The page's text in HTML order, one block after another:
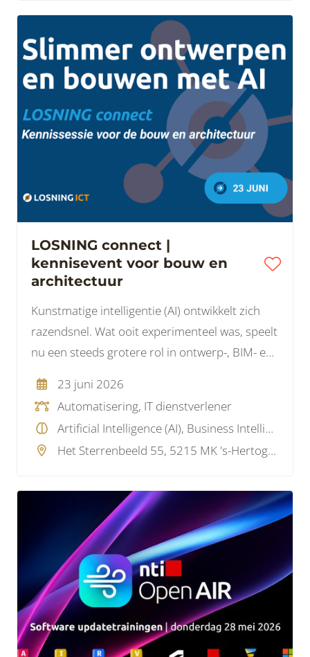
LOSNING connect |
kennisevent voor bouw en
architectuur
Kunstmatige intelligentie (AI) ontwikkelt zich
razendsnel. Wat ooit experimenteel was, speelt
nu een steeds grotere rol in ontwerp-, BIM- en
uitdagingen met zich mee rondom data,
veiligheid en wetgeving.
23 juni 2026
Automatisering, IT dienstverlener
Artificial Intelligence (AI), Business Intelligence , Data, Projectmanagement, Service Provider, Wetgeving, Overig
Het Sterrenbeeld 55, 5215 MK 's-Hertogenbosch, Nederland